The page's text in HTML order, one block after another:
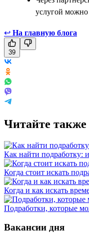
услугой
↩ На главную блога
39
Читайте также
Как найти подработку:
Когда стоит искать
Когда и как искать
Подработки, которые
Вакансии дня